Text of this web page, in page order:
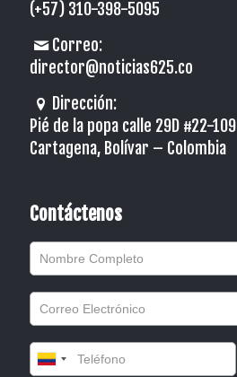
(+57) 310-398-5095
Correo:
director@noticias625.co
Dirección:
Pié de la popa calle 29D #22-109
Cartagena, Bolívar – Colombia
Contáctenos